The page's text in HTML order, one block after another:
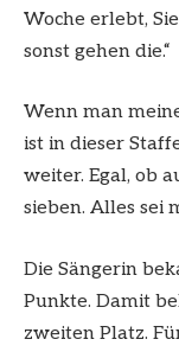
Woche erlebt,
sonst gehen die.“
Wenn man
ist in dieser
weiter. Egal, ob
sieben. Alles sei
Die Sängerin
Punkte. Damit
zweiten Platz.